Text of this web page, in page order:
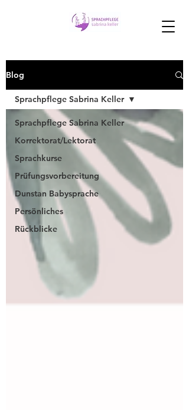
Blog
Sprachpflege Sabrina Keller
Korrektorat/Lektorat
Sprachkurse
Prüfungsvorbereitung
Dunstan Babysprache
Persönliches
Rückblicke
Sprachpflege Sabrina Keller